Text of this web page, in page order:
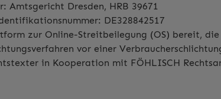
Amtsgericht Dresden, HRB 39671
DE328842517
zur Online-Streitbeilegung (OS) bereit, die
vor einer
in Kooperation mit FÖHLISCH